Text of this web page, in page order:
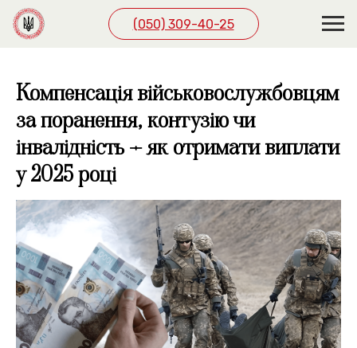
(050) 309-40-25
Компенсація військовослужбовцям
за поранення, контузію чи
інвалідність – як отримати виплати
у 2025 році